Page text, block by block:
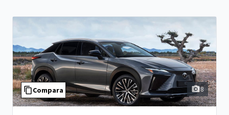
Compara 8